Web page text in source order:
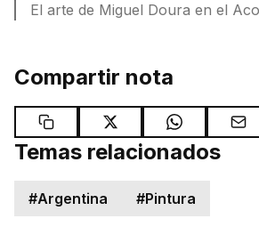
El arte de Miguel Doura en el
Compartir nota
Temas relacionados
#Argentina #Pintura